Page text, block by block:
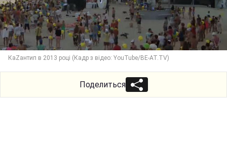
КаZантип в 2013 році (Кадр з відео: YouTube/BE-AT.TV)
Поделиться